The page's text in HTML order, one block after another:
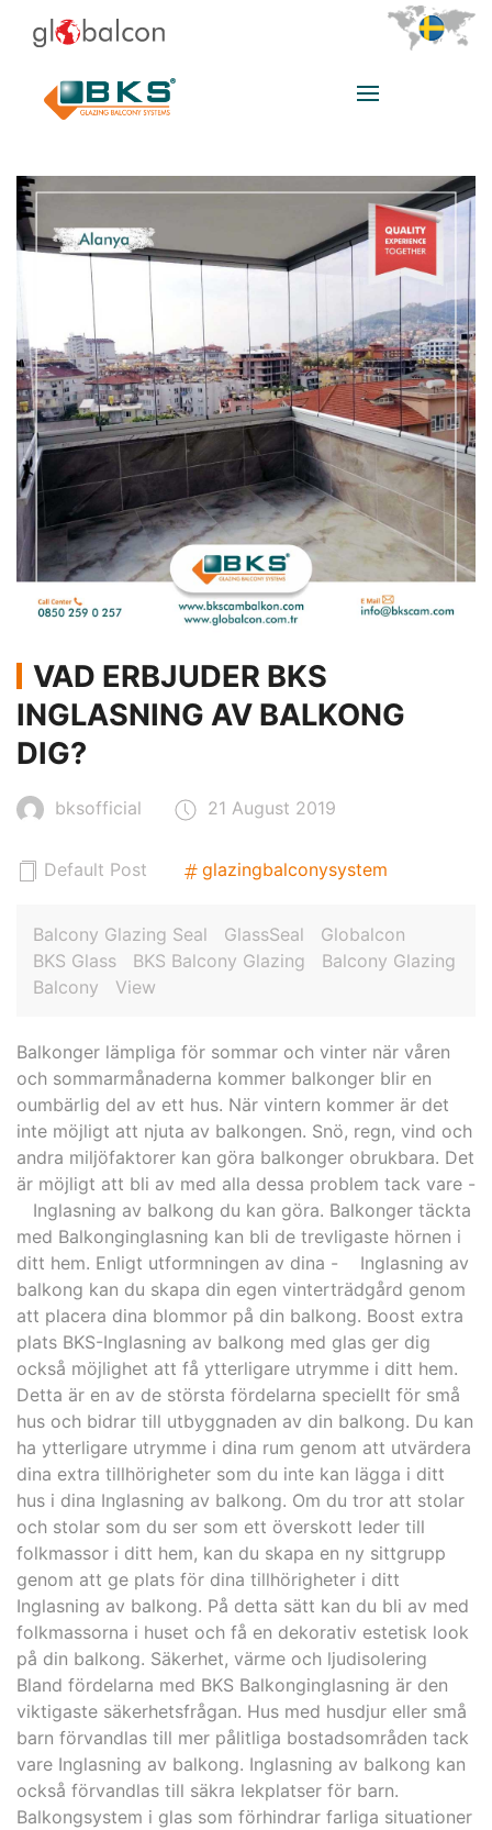
VAD ERBJUDER BKS
INGLASNING AV BALKONG
DIG?
bksofficial 21 August 2019
Default Post glazingbalconysystem
Balcony Glazing Seal GlassSeal
Globalcon
BKS Glass
BKS Balcony Glazing
Balcony Glazing
Balcony
View
Balkonger lämpliga för sommar och vinter när våren
och sommarmånaderna kommer balkonger blir en
oumbärlig del av ett hus. När vintern kommer är det
inte möjligt att njuta av balkongen. Snö, regn, vind och
andra miljöfaktorer kan göra balkonger obrukbara. Det
är möjligt att bli av med alla dessa problem tack vare -
Inglasning av balkong du kan göra. Balkonger täckta
med Balkonginglasning kan bli de trevligaste hörnen i
ditt hem. Enligt utformningen av dina - Inglasning av
balkong kan du skapa din egen vinterträdgård genom
att placera dina blommor på din balkong. Boost extra
plats BKS-Inglasning av balkong med glas ger dig
också möjlighet att få ytterligare utrymme i ditt hem.
Detta är en av de största fördelarna speciellt för små
hus och bidrar till utbyggnaden av din balkong. Du kan
ha ytterligare utrymme i dina rum genom att utvärdera
dina extra tillhörigheter som du inte kan lägga i ditt
hus i dina Inglasning av balkong. Om du tror att stolar
och stolar som du ser som ett överskott leder till
folkmassor i ditt hem, kan du skapa en ny sittgrupp
genom att ge plats för dina tillhörigheter i ditt
Inglasning av balkong. På detta sätt kan du bli av med
folkmassorna i huset och få en dekorativ estetisk look
på din balkong. Säkerhet, värme och ljudisolering
Bland fördelarna med BKS Balkonginglasning är den
viktigaste säkerhetsfrågan. Hus med husdjur eller små
barn förvandlas till mer pålitliga bostadsområden tack
vare Inglasning av balkong. Inglasning av balkong kan
också förvandlas till säkra lekplatser för barn.
Balkongsystem i glas som förhindrar farliga situationer